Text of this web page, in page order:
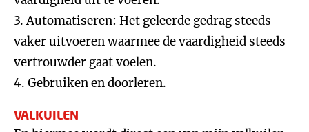
3. Automatiseren: Het geleerde gedrag steeds
vaker uitvoeren waarmee de vaardigheid steeds
vertrouwder gaat voelen.
4. Gebruiken en doorleren.
VALKUILEN